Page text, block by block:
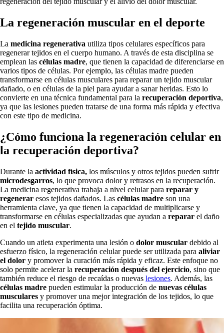
La regeneración muscular en el deporte
La medicina regenerativa utiliza tipos celulares específicos para
regenerar tejidos en el cuerpo humano. A través de esta disciplina se
emplean las células madre, que tienen la capacidad de diferenciarse en
varios tipos de células. Por ejemplo, las células madre pueden
transformarse en células musculares para reparar un tejido muscular
dañado, o en células de la piel para ayudar a sanar heridas. Esto lo
convierte en una técnica fundamental para la recuperación deportiva,
ya que las lesiones pueden tratarse de una forma más rápida y efectiva
con este tipo de medicina.
¿Cómo funciona la regeneración celular en
la recuperación deportiva?
Durante la actividad física, los músculos y otros tejidos pueden sufrir
microdesgarros, lo que provoca dolor y retrasos en la recuperación.
La medicina regenerativa trabaja a nivel celular para reparar y
regenerar esos tejidos dañados. Las células madre son una
herramienta clave, ya que tienen la capacidad de multiplicarse y
transformarse en células especializadas que ayudan a reparar el daño
en el tejido muscular.
Cuando un atleta experimenta una lesión o dolor muscular debido al
esfuerzo físico, la regeneración celular puede ser utilizada para aliviar
el dolor y promover la curación más rápida y eficaz. Este enfoque no
solo permite acelerar la recuperación después del ejercicio, sino que
también reduce el riesgo de recaídas o nuevas lesiones. Además, las
células madre pueden estimular la producción de nuevas células
musculares y promover una mejor integración de los tejidos, lo que
facilita una recuperación óptima.